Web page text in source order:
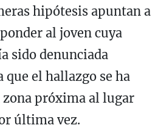
hipótesis apuntan a
al joven cuya
sido denunciada
que el hallazgo se ha
próxima al lugar
última vez.